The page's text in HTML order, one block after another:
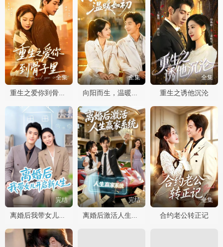
全集
重生之爱你到骨子里
全集
向阳而生，温暖如初
全集
重生之诱他沉沦
完结
离婚后我带女儿开启新人生
完结
离婚后激活人生赢家系统
全集
合约老公转正记